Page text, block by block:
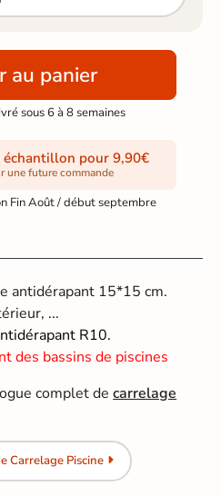
au panier
sous 6 à 8 semaines
échantillon pour 9,90€
une future commande
Fin Août / début septembre
antidérapant 15*15 cm.
...
R10.
des bassins de piscines
complet decarrelage
Carrelage Piscine